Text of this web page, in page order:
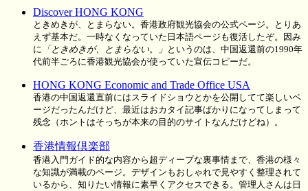
Discover HONG KONG
ときめきが、とまらない。香港政府観光協会の公式ページ。とりあ
えず基本だ。一時なくなっていた日本語ページも復活したぞ。因み
に 「ときめきが、とまらない。」 というのは、中国返還前の1990年
代前半ごろに香港観光協会が使っていた宣伝コピーだ。
HONG KONG Economic and Trade Office USA
香港の中国返還直前にはスライドショウとかを公開してて楽しいペ
ージだったんだけど、最近はおカタイ記事ばかりになってしまって
残念（ホントはそっちが本来の目的のサイトなんだけどね）。
香港情報倶楽部
香港入門ガイド的な内容から超ディープな裏事情まで、香港の様々
な知識が満載のページ。デザインもおしゃれで見やすく整理されて
いるから、知りたい情報に素早くアクセスできる。管理人さんは日